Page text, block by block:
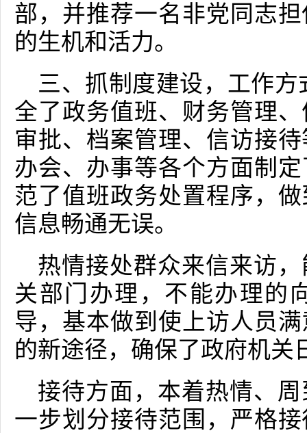
部，并推荐一名非党同志
的生机和活力。
三、抓制度建设，工作
全了政务值班、财务管理
审批、档案管理、信访接
办会、办事等各个方面制
范了值班政务处置程序，
信息畅通无误。
热情接处群众来信来访
关部门办理，不能办理的
导，基本做到使上访人员
的新途径，确保了政府机关
接待方面，本着热情、
一步划分接待范围，严格